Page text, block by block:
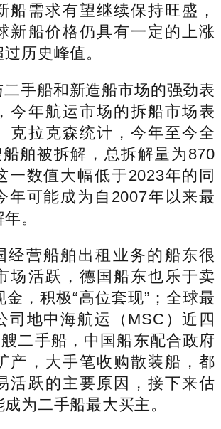
船需求有望继续保持旺盛，
新船价格仍具有一定的上涨
历史峰值。
船和新造船市场的强劲表
今年航运市场的拆船市场表
克拉克森统计，今年至今全
舶被拆解，总拆解量为870
一数值大幅低于2023年的同
年可能成为自2007年以来最
。
营船舶出租业务的船东很
场活跃，德国船东也乐于卖
，积极“高位套现”；全球最
司地中海航运（MSC）近四
二手船，中国船东配合政府
产，大手笔收购散装船，都
活跃的主要原因，接下来估
为二手船最大买主。